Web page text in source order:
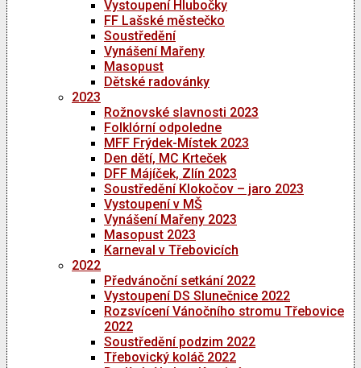
Vystoupení Hlubočky
FF Lašské městečko
Soustředění
Vynášení Mařeny
Masopust
Dětské radovánky
2023
Rožnovské slavnosti 2023
Folklórní odpoledne
MFF Frýdek-Místek 2023
Den dětí, MC Krteček
DFF Májíček, Zlín 2023
Soustředění Klokočov – jaro 2023
Vystoupení v MŠ
Vynášení Mařeny 2023
Masopust 2023
Karneval v Třebovicích
2022
Předvánoční setkání 2022
Vystoupení DS Slunečnice 2022
Rozsvícení Vánočního stromu Třebovice
2022
Soustředění podzim 2022
Třebovický koláč 2022